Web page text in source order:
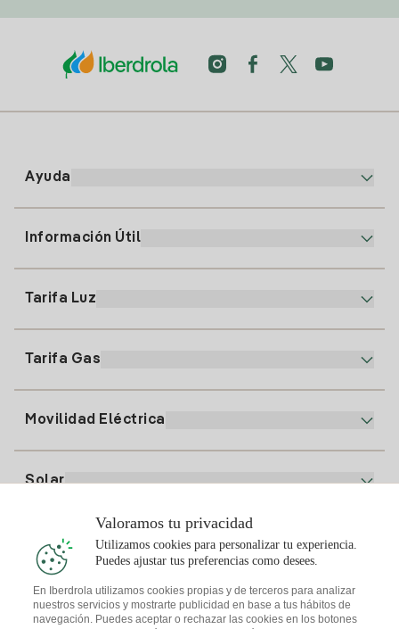
Ayuda
91 919 52 73
clientes@tuiberdrola.es
Información Útil
Alta Gas
Tarifa Luz
Precio de la luz hoy
Tarifa Gas
Movilidad Eléctrica
Solar
Plan Solar
Simulador Placas Solares
Comunidades Solares
Te interesa
Consejos Luz
Descarga la App Iberdrola Clientes
Valoramos tu privacidad
Utilizamos cookies para personalizar tu experiencia.
Puedes ajustar tus preferencias como desees.
En Iberdrola utilizamos cookies propias y de terceros para analizar
nuestros servicios y mostrarte publicidad en base a tus hábitos de
navegación. Puedes aceptar o rechazar las cookies en los botones